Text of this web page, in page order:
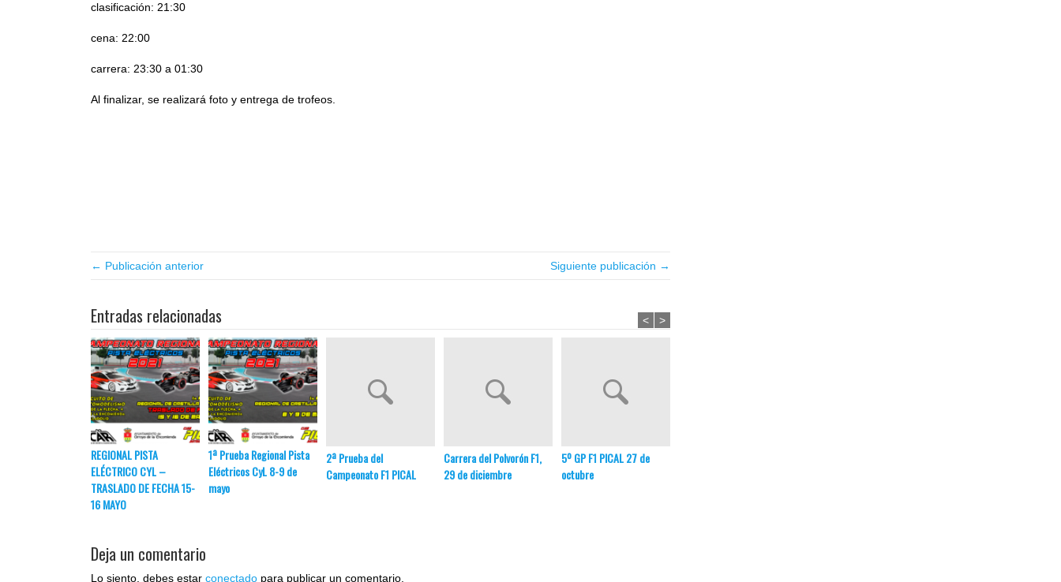
clasificación: 21:30
cena: 22:00
carrera: 23:30 a 01:30
Al finalizar, se realizará foto y entrega de trofeos.
← Publicación anterior Siguiente publicación →
Entradas relacionadas
REGIONAL PISTA
ELÉCTRICO CYL –
TRASLADO DE FECHA 15-
16 MAYO
1ª Prueba Regional Pista
Eléctricos CyL 8-9 de
mayo
2ª Prueba del
Campeonato F1 PICAL
Carrera del Polvorón F1,
29 de diciembre
5º GP F1 PICAL 27 de
octubre
< >
Deja un comentario
Lo siento, debes estar conectado para publicar un comentario.